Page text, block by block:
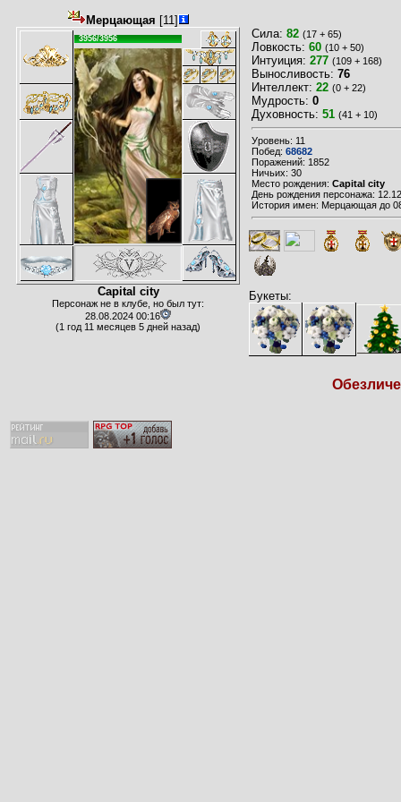
Мерцающая [11]
3956/3956
Capital city
Персонаж не в клубе, но был тут:
28.08.2024 00:16
(1 год 11 месяцев 5 дней назад)
Сила: 82 (17 + 65)
Ловкость: 60 (10 + 50)
Интуиция: 277 (109 + 168)
Выносливость: 76
Интеллект: 22 (0 + 22)
Мудрость: 0
Духовность: 51 (41 + 10)
Уровень: 11
Побед: 68682
Поражений: 1852
Ничьих: 30
Место рождения: Capital city
День рождения персонажа:
История имен: Мерцающая до
Букеты: